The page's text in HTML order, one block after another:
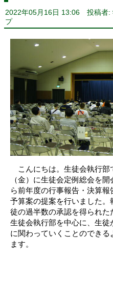
2022年05月16日 13:06 投稿者:
プ
こんにちは。生徒会執行
（金）に生徒会定例総会を
ら前年度の行事報告・決算
予算案の提案を行いました
徒の過半数の承認を得られ
生徒会執行部を中心に、生
に関わっていくことのでき
ます。